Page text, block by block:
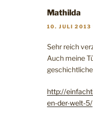
Mathilda
10. JULI 2013
Sehr reich
Auch meine
http://
en-der-welt-5/